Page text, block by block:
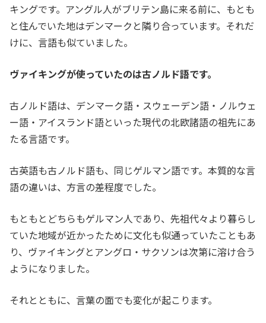
キングです。アングル人がブリテン島に来る前に、もとも
と住んでいた地はデンマークと隣り合っています。それだ
けに、言語も似ていました。
ヴァイキングが使っていたのは古ノルド語です。
古ノルド語は、デンマーク語・スウェーデン語・ノルウェ
ー語・アイスランド語といった現代の北欧諸語の祖先にあ
たる言語です。
古英語も古ノルド語も、同じゲルマン語です。本質的な言
語の違いは、方言の差程度でした。
もともとどちらもゲルマン人であり、先祖代々より暮らし
ていた地域が近かったために文化も似通っていたこともあ
り、ヴァイキングとアングロ・サクソンは次第に溶け合う
ようになりました。
それとともに、言葉の面でも変化が起こります。